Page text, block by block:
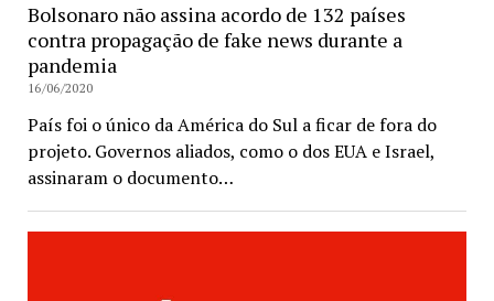
Bolsonaro não assina acordo de 132 países
contra propagação de fake news durante a
pandemia
16/06/2020
País foi o único da América do Sul a ficar de fora do
projeto. Governos aliados, como o dos EUA e Israel,
assinaram o documento…